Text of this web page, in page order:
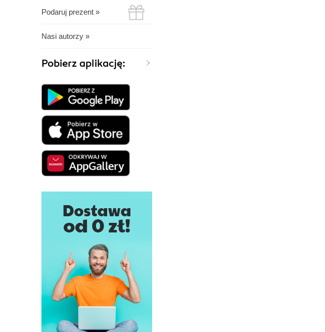
Podaruj prezent »
Nasi autorzy »
Pobierz aplikację: